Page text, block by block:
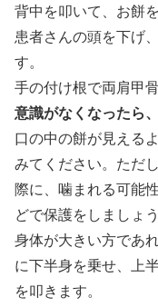
背中を叩いて、お餅
患者さんの頭を下げ
す。
手の付け根で両肩甲
意識がなくなったら
口の中の餅が見える
みてください。ただ
際に、噛まれる可能
どで保護をしましょう
身体が大きい方であ
に下半身を乗せ、上
を叩きます。